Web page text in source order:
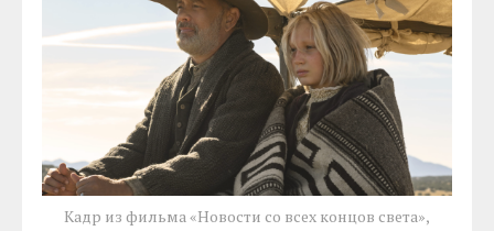
Кадр из фильма «Новости со всех концов света»,